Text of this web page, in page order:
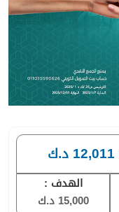
الهدف :
15,000 د.ك